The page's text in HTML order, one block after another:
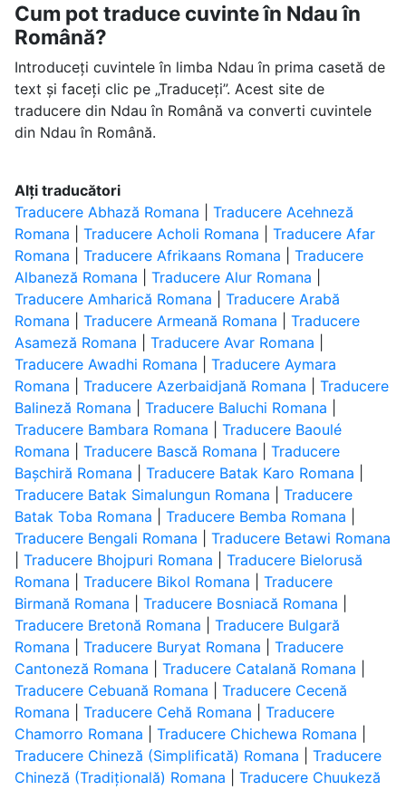
Cum pot traduce cuvinte în Ndau în
Română?
Introduceți cuvintele în limba Ndau în prima casetă de
text și faceți clic pe „Traduceți”. Acest site de
traducere din Ndau în Română va converti cuvintele
din Ndau în Română.
Alți traducători
Traducere Abhază Romana
Traducere Acehneză
Romana
Traducere Acholi Romana
Traducere Afar
Romana
Traducere Afrikaans Romana
Traducere
Albaneză Romana
Traducere Alur Romana
Traducere Amharică Romana
Traducere Arabă
Romana
Traducere Armeană Romana
Traducere
Asameză Romana
Traducere Avar Romana
Traducere Awadhi Romana
Traducere Aymara
Romana
Traducere Azerbaidjană Romana
Traducere
Balineză Romana
Traducere Baluchi Romana
Traducere Bambara Romana
Traducere Baoulé
Romana
Traducere Bască Romana
Traducere
Bașchiră Romana
Traducere Batak Karo Romana
Traducere Batak Simalungun Romana
Traducere
Batak Toba Romana
Traducere Bemba Romana
Traducere Bengali Romana
Traducere Betawi Romana
Traducere Bhojpuri Romana
Traducere Bielorusă
Romana
Traducere Bikol Romana
Traducere
Birmană Romana
Traducere Bosniacă Romana
Traducere Bretonă Romana
Traducere Bulgară
Romana
Traducere Buryat Romana
Traducere
Cantoneză Romana
Traducere Catalană Romana
Traducere Cebuană Romana
Traducere Cecenă
Romana
Traducere Cehă Romana
Traducere
Chamorro Romana
Traducere Chichewa Romana
Traducere Chineză (Simplificată) Romana
Traducere
Chineză (Tradițională) Romana
Traducere Chuukeză